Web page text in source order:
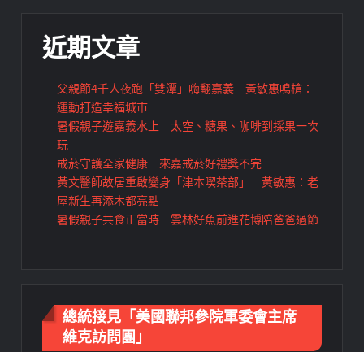
近期文章
父親節4千人夜跑「雙潭」嗨翻嘉義 黃敏惠鳴槍：
運動打造幸福城市
暑假親子遊嘉義水上 太空、糖果、咖啡到採果一次
玩
戒菸守護全家健康 來嘉戒菸好禮獎不完
黃文醫師故居重啟變身「津本喫茶部」 黃敏惠：老
屋新生再添木都亮點
暑假親子共食正當時 雲林好魚前進花博陪爸爸過節
總統接見「美國聯邦參院軍委會主席
維克訪問團」